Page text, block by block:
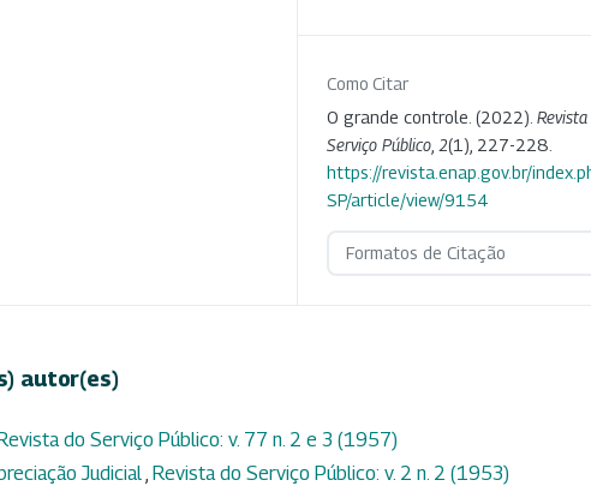
Como Citar
O grande controle. (2022).
Serviço Público 2(1), 227-228.
https://revista.enap.gov.br/
SP/article/view/9154
Formatos de Citação
autor(es)
Revista do Serviço Público: v. 77 n. 2 e 3 (1957)
Judicial, Revista do Serviço Público: v. 2 n. 2 (1953)